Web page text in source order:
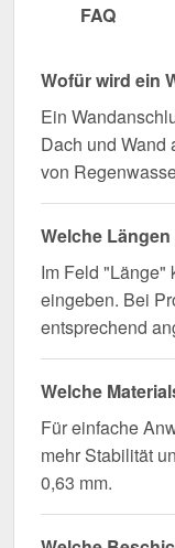
FAQ
Wofür wird ein
Ein
Dach und Wand
von
Welche
Im Feld "Länge"
eingeben. Bei
entsprechend
Welche
Für einfache
mehr Stabilität
0,63 mm.